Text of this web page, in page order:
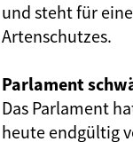
und steht für
Artenschutzes.
Parlament
Das Parlament
heute endgültig